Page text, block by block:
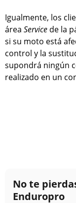
Igualmente, los
área Service de la
si su moto está
control y la
supondrá ningún
realizado en un
No te
Enduropro